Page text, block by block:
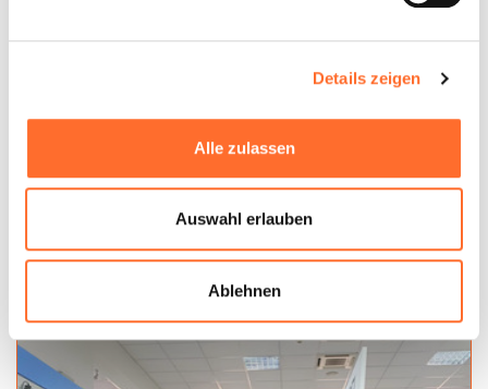
Details zeigen
Alle zulassen
Auswahl erlauben
Ablehnen